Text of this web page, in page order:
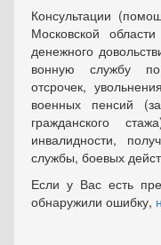
Консультации
Московской
денежного
вонную службу по
отсрочек,
военных пенсий
гражданского
инвалидности,
службы, боевых
Если у Вас есть
обнаружили ошибку,